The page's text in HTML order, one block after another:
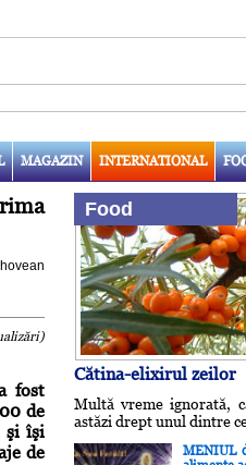
MAGAZIN INTERNATIONAL
fost
de
şi îşi
de
Food
Cătina-elixirul zeilor
Multă vreme ignorată,
astăzi drept unul dintre
MENIUL